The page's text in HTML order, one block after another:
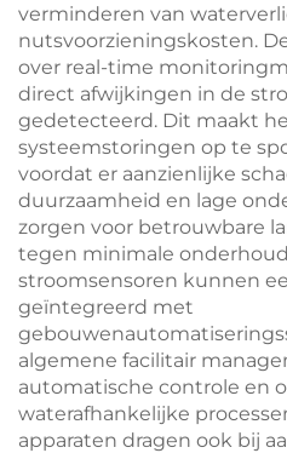
verminderen van
nutsvoorzieningskosten.
over real-time
direct afwijkingen in de
gedetecteerd. Dit maakt
systeemstoringen op te
voordat er aanzienlijke
duurzaamheid en lage
zorgen voor betrouwbare
tegen minimale
stroomsensoren kunnen
geïntegreerd met
algemene facilitair
automatische controle en
waterafhankelijke
apparaten dragen ook bij